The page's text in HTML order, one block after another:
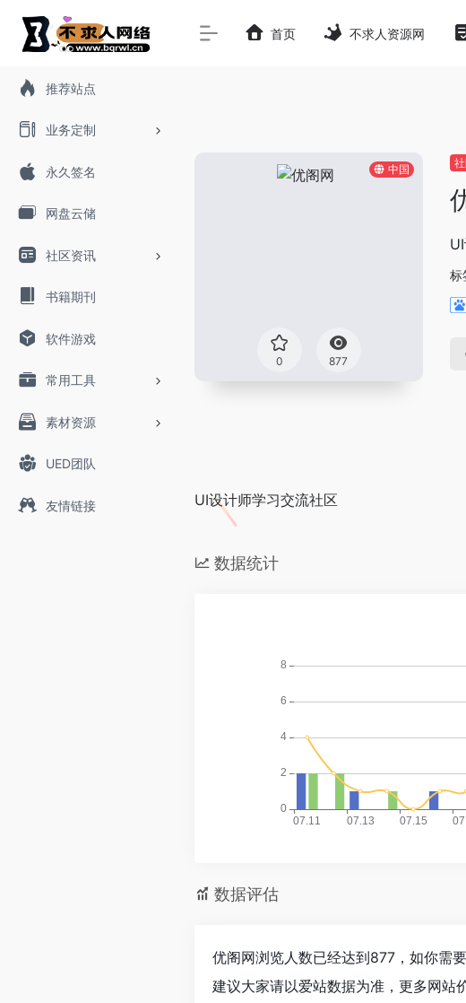
推荐站点
业务定制
永久签名
网盘云储
社区资讯
书籍期刊
软件游戏
常用工具
素材资源
UED团队
友情链接
首页 不求人资源网
中国
0 877
标
UI设计师学习交流社区
数据统计
数据评估
优阁网浏览人数已经达到877，如你需
建议大家请以爱站数据为准，更多网站